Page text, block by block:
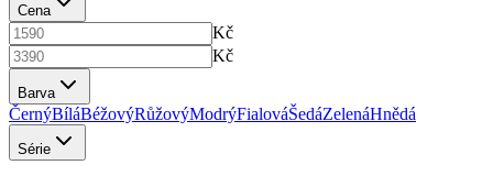
Cena
Kč
Kč
Barva
ČernýBíláBéžovýRůžovýModrýFialováŠedáZelenáHnědá
Série